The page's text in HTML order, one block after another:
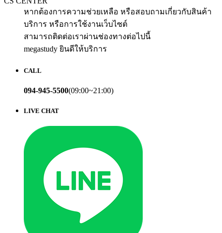
หากต้องการความช่วยเหลือ หรือสอบถามเกี่ยวกับสินค้า
บริการ หรือการใช้งานเว็บไซต์
สามารถติดต่อเราผ่านช่องทางต่อไปนี้
megastudy ยินดีให้บริการ
CALL
094-945-5500(09:00~21:00)
LIVE CHAT